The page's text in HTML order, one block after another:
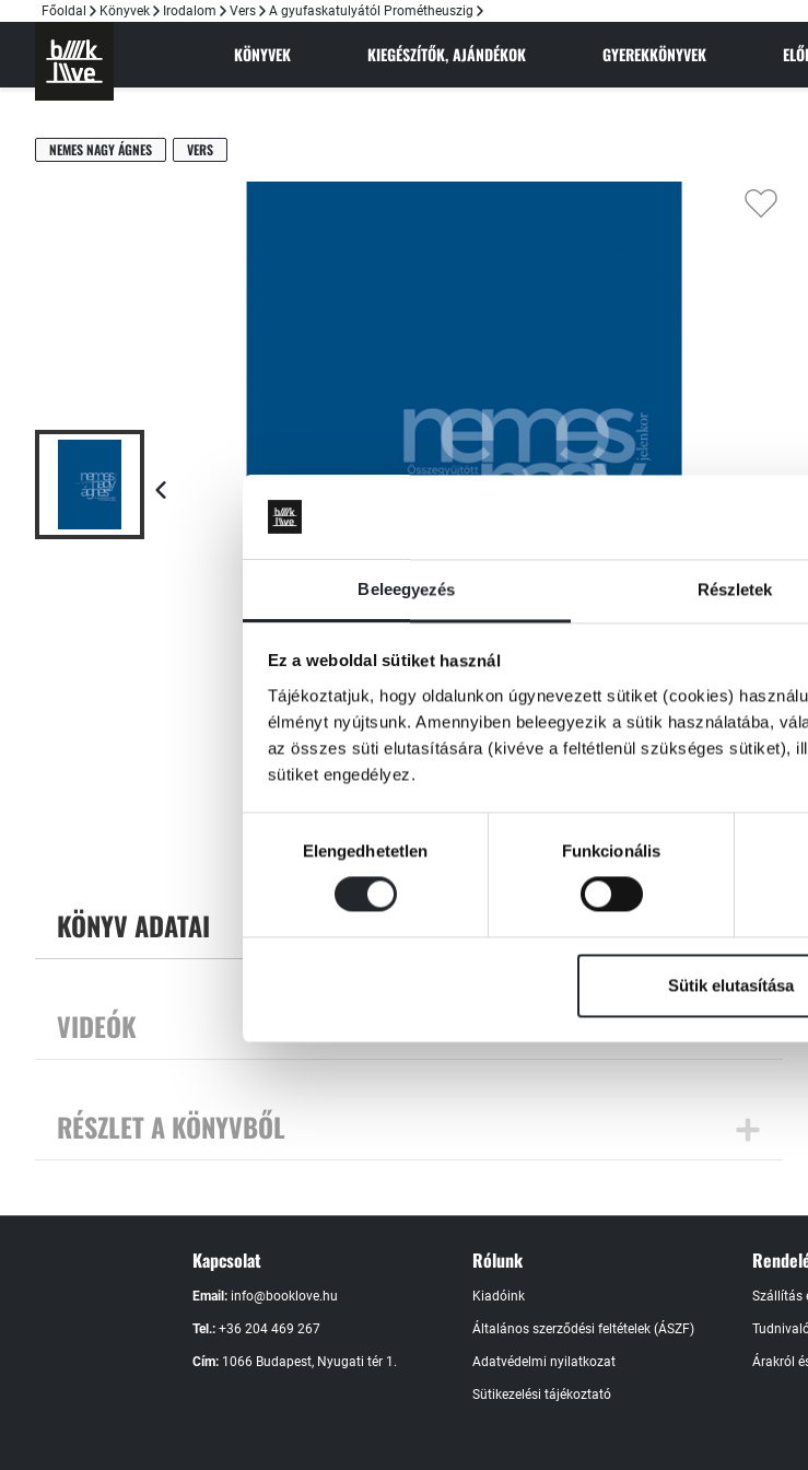
Beleegyezés Részletek
Ez a weboldal sütiket használ
Tájékoztatjuk, hogy oldalunkon úgynevezett sütiket (cookies)
élményt nyújtsunk. Amennyiben beleegyezik a sütik használatába,
az összes süti elutasítására (kivéve a feltétlenül szükséges sütiket),
sütiket engedélyez.
kiválasztásaElengedhetetlen Funkcionális
Sütik elutasítása
Főoldal Könyvek Irodalom Vers A gyufaskatulyától Prométheuszig
KÖNYVEK KIEGÉSZÍTŐK, AJÁNDÉKOK GYEREKKÖNYVEK
NEMES NAGY ÁGNES VERS
KÖNYV ADATAI
VIDEÓK
RÉSZLET A KÖNYVBŐL
Kapcsolat
Email: info@booklove.hu
Tel.: +36 204 469 267
Cím: 1066 Budapest, Nyugati tér 1.
Rólunk
Kiadóink
Általános szerződési feltételek (ÁSZF)
Adatvédelmi nyilatkozat
Sütikezelési tájékoztató
Szállítás
Árakról